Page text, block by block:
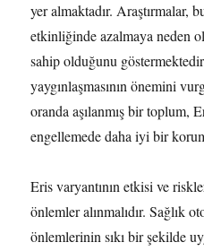
yer almaktadır. Araştırmalar,
etkinliğinde azalmaya neden
sahip olduğunu
yaygınlaşmasının önemini
oranda aşılanmış bir toplum,
engellemede daha iyi bir
Eris varyantının etkisi ve
önlemler alınmalıdır. Sağlık
önlemlerinin sıkı bir şekilde